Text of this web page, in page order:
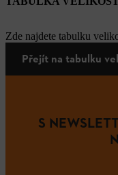
Zde najdete tabulku
Přejít na tabulku
S